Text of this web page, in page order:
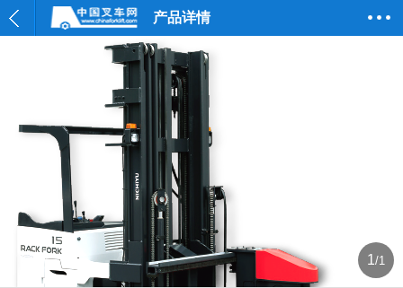
产品详情
1/1